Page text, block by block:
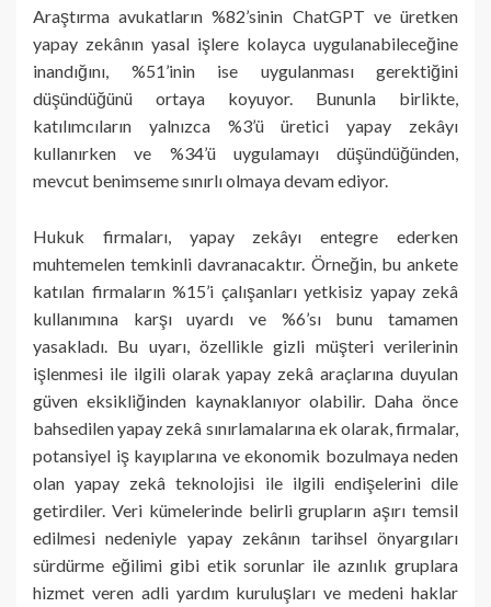
Araştırma avukatların %82’sinin ChatGPT ve üretken
yapay zekânın yasal işlere kolayca uygulanabileceğine
inandığını, %51’inin ise uygulanması gerektiğini
düşündüğünü ortaya koyuyor. Bununla birlikte,
katılımcıların yalnızca %3’ü üretici yapay zekâyı
kullanırken ve %34’ü uygulamayı düşündüğünden,
mevcut benimseme sınırlı olmaya devam ediyor.
Hukuk firmaları, yapay zekâyı entegre ederken
muhtemelen temkinli davranacaktır. Örneğin, bu ankete
katılan firmaların %15’i çalışanları yetkisiz yapay zekâ
kullanımına karşı uyardı ve %6’sı bunu tamamen
yasakladı. Bu uyarı, özellikle gizli müşteri verilerinin
işlenmesi ile ilgili olarak yapay zekâ araçlarına duyulan
güven eksikliğinden kaynaklanıyor olabilir. Daha önce
bahsedilen yapay zekâ sınırlamalarına ek olarak, firmalar,
potansiyel iş kayıplarına ve ekonomik bozulmaya neden
olan yapay zekâ teknolojisi ile ilgili endişelerini dile
getirdiler. Veri kümelerinde belirli grupların aşırı temsil
edilmesi nedeniyle yapay zekânın tarihsel önyargıları
sürdürme eğilimi gibi etik sorunlar ile azınlık gruplara
hizmet veren adli yardım kuruluşları ve medeni haklar